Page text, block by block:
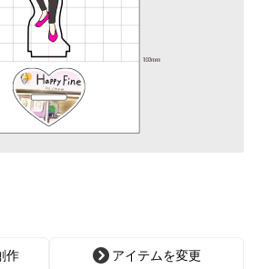
作 アイテムを変更